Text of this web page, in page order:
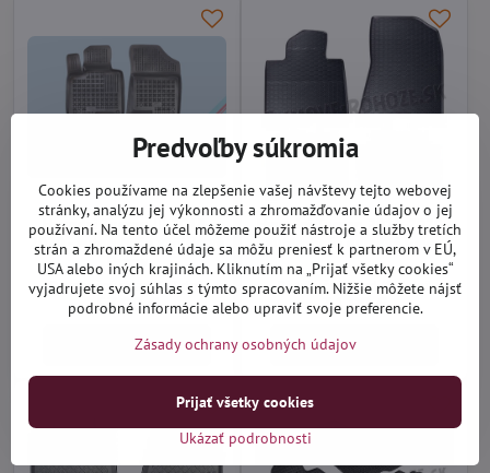
Hyundai Tucson III 2018-
2020 - autorohože vaničkové
Rezaw
Distribučný sklad (1-3 dni)
57,90 €
Do košíka
Hyundai Tucson 2015-2020 -
autorohože gumové Geyer
Distribučný sklad (1-3 dni)
34,90 €
Do košíka
Predvoľby súkromia
Cookies používame na zlepšenie vašej návštevy tejto webovej
stránky, analýzu jej výkonnosti a zhromažďovanie údajov o jej
používaní. Na tento účel môžeme použiť nástroje a služby tretích
strán a zhromaždené údaje sa môžu preniesť k partnerom v EÚ,
USA alebo iných krajinách. Kliknutím na „Prijať všetky cookies“
vyjadrujete svoj súhlas s týmto spracovaním. Nižšie môžete nájsť
podrobné informácie alebo upraviť svoje preferencie.
Zásady ochrany osobných údajov
Ukázať podrobnosti
Prijať všetky cookies